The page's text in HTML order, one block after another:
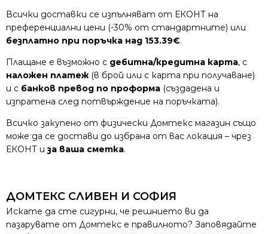
Всички доставки се изпълняват от ЕКОНТ на
преференциални цени (-30% от стандартните) или
безплатно при поръчка над 153.39€.
Плащане е възможно с дебитна/кредитна карта, с
наложен платеж (в брой или с карта при получаване)
и с банков превод по проформа (създадена и
изпратена след потвърждение на поръчката).
Всичко закупено от физически Домтекс магазин също
може да се достави до избрана от вас локация – чрез
ЕКОНТ иза ваша сметка.
ДОМТЕКС СЛИВЕН И СОФИЯ
Искате да сте сигурни, че решнието ви да
пазарувате от Домтекс е правилното? Заповядайте